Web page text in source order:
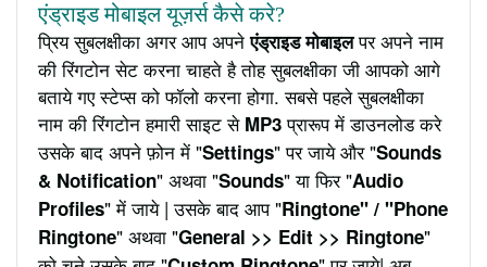
एंड्राइड मोबाइल यूज़र्स कैसे करे?
प्रिय सुबलक्षीका अगर आप अपनेएंड्राइड मोबाइलपर अपने नाम
की रिंगटोन सेट करना चाहते है तोह सुबलक्षीका जी आपको आगे
बताये गए स्टेप्स को फॉलो करना होगा. सबसे पहले सुबलक्षीका
नाम की रिंगटोन हमारी साइट से MP3प्रारूप में डाउनलोड करे
उसके बाद अपने फ़ोन में "Settings" पर जाये और "Sounds
& Notification" अथवा "Sounds" या फिर "Audio
Profiles" में जाये | उसके बाद आप "Ringtone" / "Phone
Ringtone" अथवा "General >> Edit >> Ringtone"